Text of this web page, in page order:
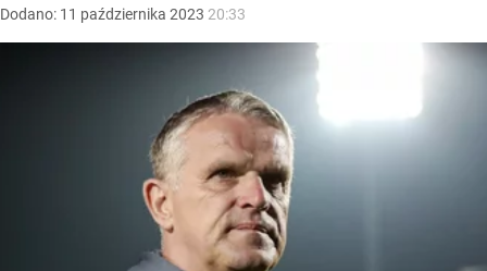
Dodano: 11 października 2023 20:33